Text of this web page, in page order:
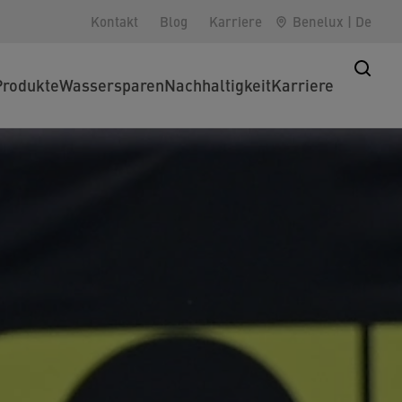
Kontakt Blog Karriere Benelux | De
WassersparenNachhaltigkeitKarriere